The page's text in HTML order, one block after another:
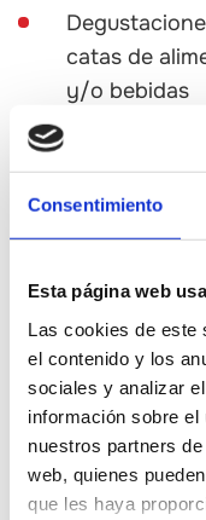
Consentimiento
Esta página web
Las cookies de este
el contenido y los
sociales y analizar
información sobre el
nuestros partners
web, quienes
que les haya
catas de
y/o bebidas